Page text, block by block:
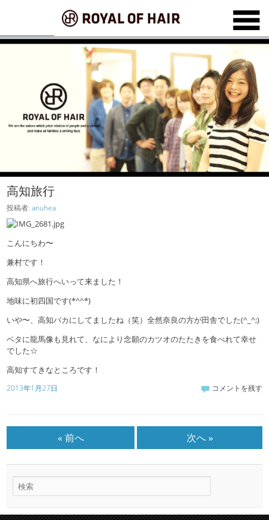
高知旅行
投稿者:anuhea
こんにちわ〜
兼村です！
高知県へ旅行へいって来ました！
地味に初四国です(*^^*)
いや〜、高知バカにしてましたね（笑）全然奈良の方が田舎でした(^_^;)
ベタに龍馬像も見れて、なにより念願のカツオのたたきを食べれて幸せ
でした☆
高知すてきなところです！
2013年1月27日 コメントを残す
« 前へ 次へ »